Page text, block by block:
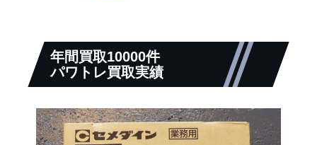
年間買取10000件
パワトレ買取実績